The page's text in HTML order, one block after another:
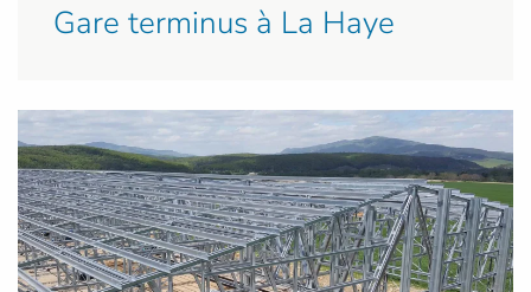
Gare terminus à La Haye